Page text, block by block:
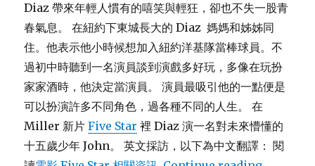
Diaz 帶來年輕人慣有的嘻笑與輕狂，卻也不失一股青
春氣息。 在紐約下東城長大的 Diaz 媽媽和姊姊同
住。他表示他小時候想加入紐約洋基隊當棒球員。不
過初中時聽到一名演員談到演戲多好玩，多像在玩扮
家家酒時，他決定當演員。 演員最吸引他的一點便是
可以扮演許多不同角色，過各種不同的人生。 在
Miller 新片Five Star 裡 Diaz 演一名對未來懵懂的
十五歲少年 John。 英文採訪，以下為中文翻譯： 閱